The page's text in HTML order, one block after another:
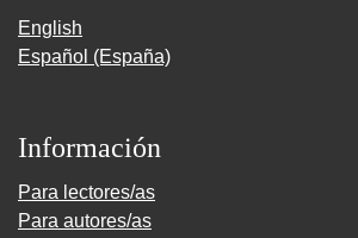
English
Español (España)
Información
Para lectores/as
Para autores/as